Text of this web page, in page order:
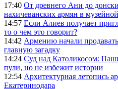
17:40 От древнего Ани до
нахичеванских армян в
14:57 Если Алиев получает
то о чем это говорит?
14:42 Армению начали
главную загадку
14:24 Суд над Католикосом:
пули, но не избежит истории
12:54 Архитектурная летопись
Екатеринодара